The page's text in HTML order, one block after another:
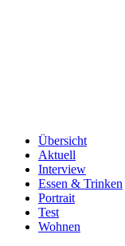
Übersicht
Aktuell
Interview
Essen & Trinken
Portrait
Test
Wohnen